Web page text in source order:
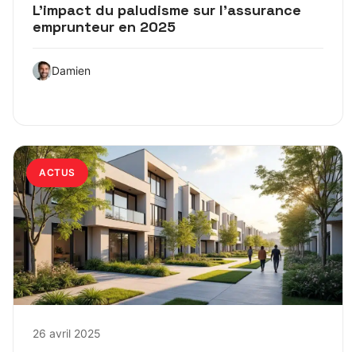
L’impact du paludisme sur l’assurance
emprunteur en 2025
Damien
ACTUS
26 avril 2025